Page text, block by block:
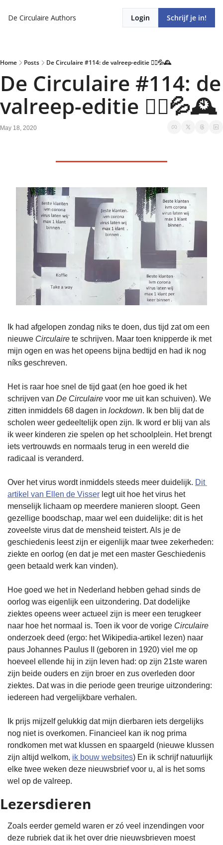
De Circulaire Authors Login Schrijf je in!
Home Posts De Circulaire #114: de valreep-editie 🏃‍♂️💦🕰
De Circulaire #114: de
valreep-editie 🏃‍♂️💦🕰
May 18, 2020
Ik had afgelopen zondag niks te doen, dus tijd zat om een
nieuwe Circulaire te schrijven. Maar toen knipperde ik met
mijn ogen en was het opeens bijna bedtijd en had ik nog
níks geschreven.
Het is raar hoe snel de tijd gaat (en hoe goed ik het
schrijven van De Circulaire voor me uit kan schuiven). We
zitten inmiddels 68 dagen in lockdown. Ik ben blij dat de
scholen weer gedeeltelijk open zijn. Ik word er blij van als
ik weer kinderen zie spelen op het schoolplein. Het brengt
iets vertrouwds en normaals terug in een wereld die
radicaal is veranderd.
Over het virus wordt inmiddels steeds meer duidelijk. Dit
artikel van Ellen de Visser legt uit hoe het virus het
menselijk lichaam op meerdere manieren sloopt. Geen
gezellige boodschap, maar wel een duidelijke: dit is het
zoveelste virus dat de mensheid teistert. Als je de
geschiedenis leest zijn er eigenlijk maar twee zekerheden:
ziekte en oorlog (en dat je met een master Geschiedenis
geen betaald werk kan vinden).
Hoe goed we het in Nederland hebben gehad sinds de
oorlog was eigenlijk een uitzondering. Dat dodelijke
ziektes opeens weer actueel zijn is meer een terugkeer
naar hoe het normaal is. Toen ik voor de vorige Circulaire
onderzoek deed (ergo: het Wikipedia-artikel lezen) naar
paus Johannes Paulus II (geboren in 1920) viel me op
hoeveel ellende hij in zijn leven had: op zijn 21ste waren
zijn beide ouders en zijn broer en zus overleden door
ziektes. Dat was in die periode geen treurige uitzondering:
iedereen had vergelijkbare verhalen.
Ik prijs mijzelf gelukkig dat mijn dierbaren iets dergelijks
nog niet is overkomen. Financieel kan ik nog prima
rondkomen met wat klussen en spaargeld (nieuwe klussen
zijn altijd welkom, ik bouw websites) En ik schrijf natuurlijk
elke twee weken deze nieuwsbrief voor u, al is het soms
wel op de valreep.
Lezersdieren
Zoals eerder gemeld waren er zó veel inzendingen voor
deze rubriek dat ik het over drie nieuwsbrieven moest